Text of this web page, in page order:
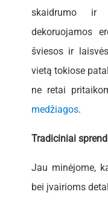
skaidrumo ir
dekoruojamos
šviesos ir
vietą tokiose
ne retai
medžiagos.
Tradiciniai
Jau minėjome,
bei įvairioms